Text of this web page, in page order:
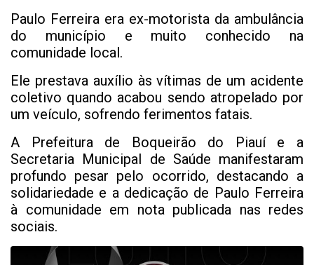
Paulo Ferreira era ex-motorista da ambulância
do município e muito conhecido na
comunidade local.
Ele prestava auxílio às vítimas de um acidente
coletivo quando acabou sendo atropelado por
um veículo, sofrendo ferimentos fatais.
A Prefeitura de Boqueirão do Piauí e a
Secretaria Municipal de Saúde manifestaram
profundo pesar pelo ocorrido, destacando a
solidariedade e a dedicação de Paulo Ferreira
à comunidade em nota publicada nas redes
sociais.